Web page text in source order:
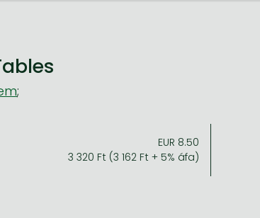
;
EUR 8.50
3 320 Ft (3 162 Ft + 5% áfa)